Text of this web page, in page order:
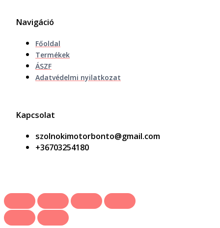
Navigáció
Főoldal
Termékek
ÁSZF
Adatvédelmi nyilatkozat
Kapcsolat
szolnokimotorbonto@gmail.com
+36703254180